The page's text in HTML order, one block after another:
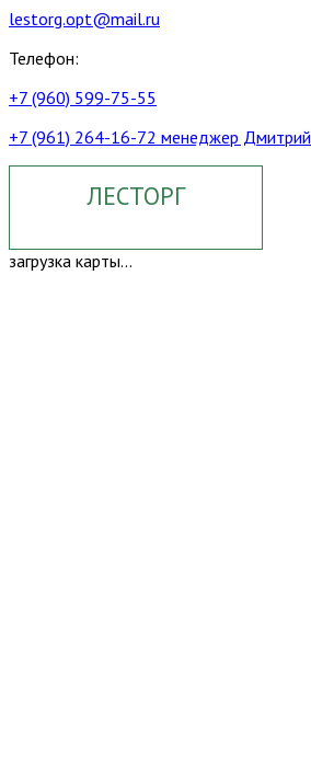
lestorg.opt@mail.ru
Телефон:
+7 (960) 599-75-55
+7 (961) 264-16-72 менеджер Дмитрий
ЛЕСТОРГ
загрузка карты...